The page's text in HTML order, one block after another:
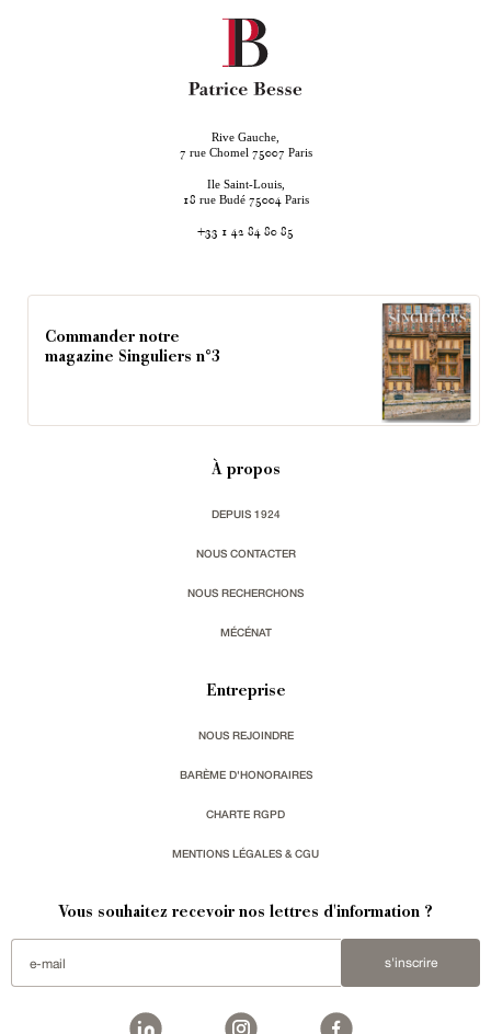
Rive Gauche,
7 rue Chomel 75007 Paris
Ile Saint-Louis,
18 rue Budé 75004 Paris
+33 1 42 84 80 85
Commander notre
magazine Singuliers n°3
À propos
DEPUIS 1924
NOUS CONTACTER
NOUS RECHERCHONS
MÉCÉNAT
Entreprise
NOUS REJOINDRE
BARÈME D'HONORAIRES
CHARTE RGPD
MENTIONS LÉGALES & CGU
Vous souhaitez recevoir nos lettres d'information ?
s'inscrire